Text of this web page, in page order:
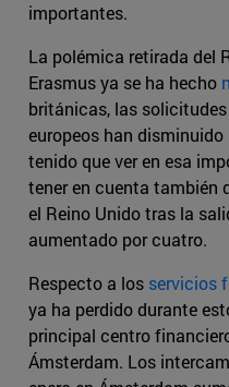
importantes.
La polémica retirada del
Erasmus ya se ha hecho
británicas, las
europeos han
tenido que ver en esa
tener en cuenta también
el Reino Unido tras la
aumentado por cuatro.
Respecto a los servicios
ya ha perdido durante
principal centro
Ámsterdam. Los